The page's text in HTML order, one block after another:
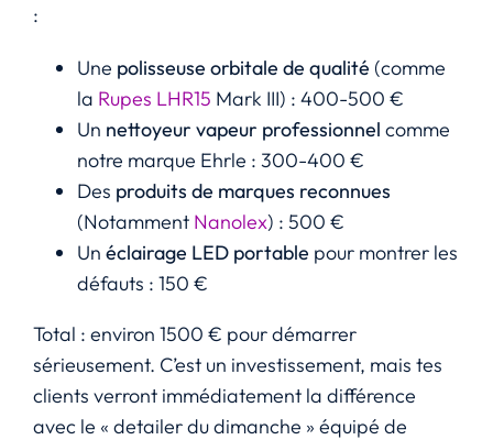
:
Une polisseuse orbitale de qualité (comme
la Rupes LHR15 Mark III) : 400-500 €
Un nettoyeur vapeur professionnel comme
notre marque Ehrle : 300-400 €
Des produits de marques reconnues
(Notamment Nanolex) : 500 €
Un éclairage LED portable pour montrer les
défauts : 150 €
Total : environ 1500 € pour démarrer
sérieusement. C’est un investissement, mais tes
clients verront immédiatement la différence
avec le « detailer du dimanche » équipé de